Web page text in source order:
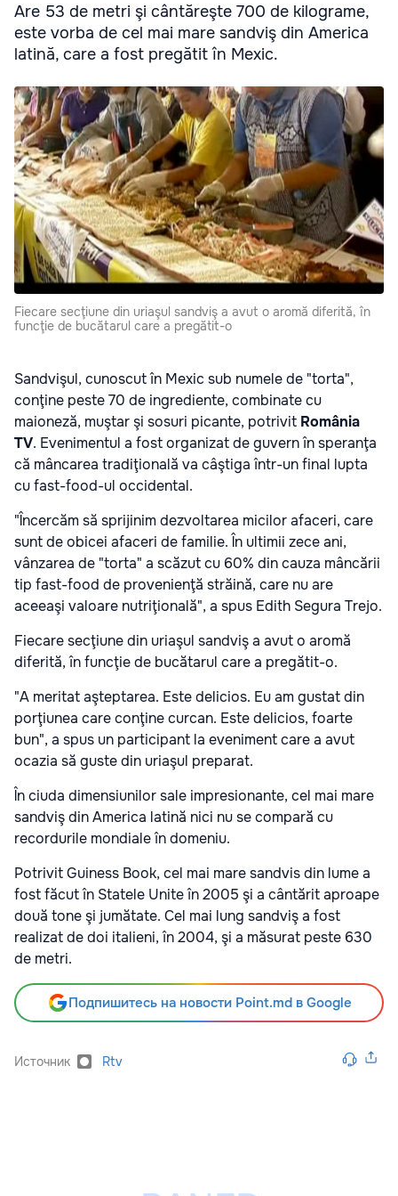
Are 53 de metri şi cântăreşte 700 de kilograme,
este vorba de cel mai mare sandviş din America
latină, care a fost pregătit în Mexic.
Fiecare secţiune din uriaşul sandviş a avut o aromă diferită, în
funcţie de bucătarul care a pregătit-o
Sandvişul, cunoscut în Mexic sub numele de "torta",
conţine peste 70 de ingrediente, combinate cu
maioneză, muştar şi sosuri picante, potrivit România
TV. Evenimentul a fost organizat de guvern în speranţa
că mâncarea tradiţională va câştiga într-un final lupta
cu fast-food-ul occidental.
"Încercăm să sprijinim dezvoltarea micilor afaceri, care
sunt de obicei afaceri de familie. În ultimii zece ani,
vânzarea de "torta" a scăzut cu 60% din cauza mâncării
tip fast-food de provenienţă străină, care nu are
aceeaşi valoare nutriţională", a spus Edith Segura Trejo.
Fiecare secţiune din uriaşul sandviş a avut o aromă
diferită, în funcţie de bucătarul care a pregătit-o.
"A meritat aşteptarea. Este delicios. Eu am gustat din
porţiunea care conţine curcan. Este delicios, foarte
bun", a spus un participant la eveniment care a avut
ocazia să guste din uriaşul preparat.
În ciuda dimensiunilor sale impresionante, cel mai mare
sandviş din America latină nici nu se compară cu
recordurile mondiale în domeniu.
Potrivit Guiness Book, cel mai mare sandvis din lume a
fost făcut în Statele Unite în 2005 şi a cântărit aproape
două tone şi jumătate. Cel mai lung sandviş a fost
realizat de doi italieni, în 2004, şi a măsurat peste 630
de metri.
Подпишитесь на новости Point.md в Google
Источник Rtv